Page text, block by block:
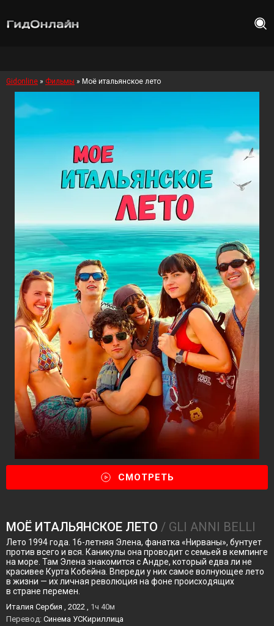
Gidonline » Фильмы » Моё итальянское лето
СМОТРЕТЬ
МОЁ ИТАЛЬЯНСКОЕ ЛЕТО / GLI ANNI BELLI
Лето 1994 года. 16-летняя Элена, фанатка «Нирваны», бунтует
против всего и вся. Каникулы она проводит с семьей в кемпинге
на море. Там Элена знакомится с Андре, который едва ли не
красивее Курта Кобейна. Впереди у них самое волнующее лето
в жизни — их личная революция на фоне происходящих
в стране перемен.
Италия Сербия , 2022 , 1ч 40м
Перевод: Синема УСКириллица